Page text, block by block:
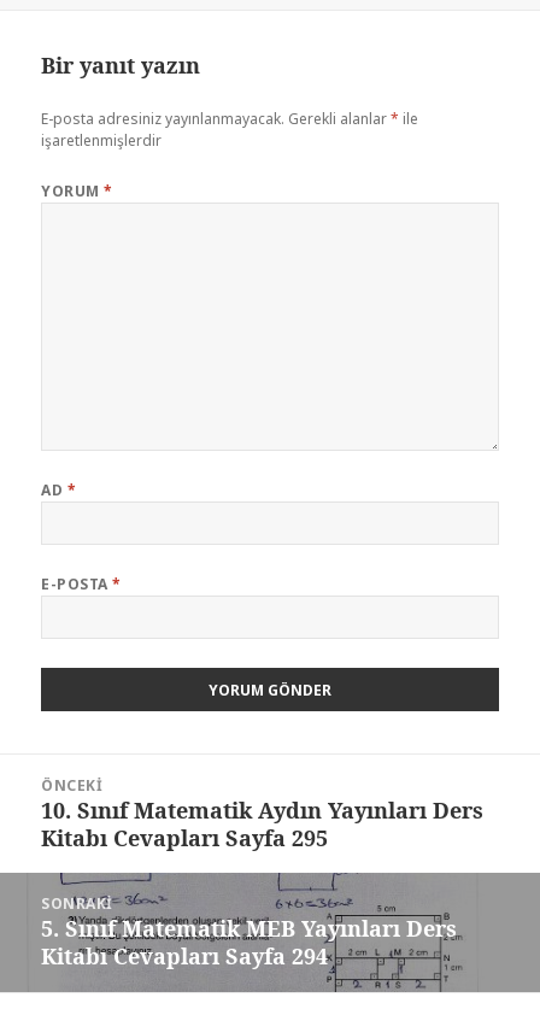
Bir yanıt yazın
E-posta adresiniz yayınlanmayacak. Gerekli alanlar* ile
işaretlenmişlerdir
YORUM*
AD *
E-POSTA*
gezinmesi
ÖNCEKI
Önceki
yazı:
10. Sınıf Matematik Aydın Yayınları Ders
Kitabı Cevapları Sayfa 295
SONRAKI
Sonraki
yazı:
5. Sınıf Matematik MEB Yayınları Ders
Kitabı Cevapları Sayfa 294